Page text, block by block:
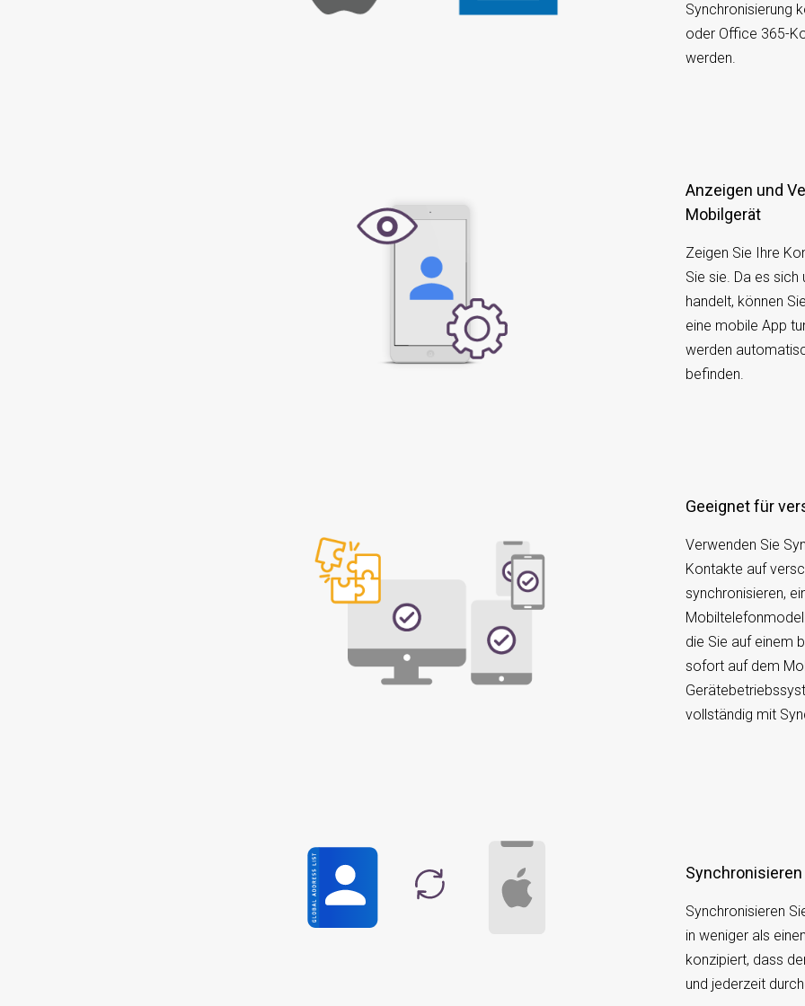
Synchronisierung
oder Office 365-
werden.
Anzeigen und Verwalten von iOS auf Ihrem
Mobilgerät
Zeigen Sie Ihre
Sie sie. Da es sich
handelt, können
eine mobile App
werden
befinden.
Geeignet für
Verwenden Sie
Kontakte auf
synchronisieren,
die Sie auf einem
sofort auf dem
vollständig mit
Synchronisieren
in weniger als
konzipiert, dass
und jederzeit